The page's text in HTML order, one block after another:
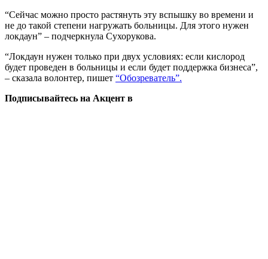
“Сейчас можно просто растянуть эту вспышку во времени и
не до такой степени нагружать больницы. Для этого нужен
локдаун” – подчеркнула Сухорукова.
“Локдаун нужен только при двух условиях: если кислород
будет проведен в больницы и если будет поддержка бизнеса”,
– сказала волонтер, пишет “Обозреватель”.
Подписывайтесь на Акцент в